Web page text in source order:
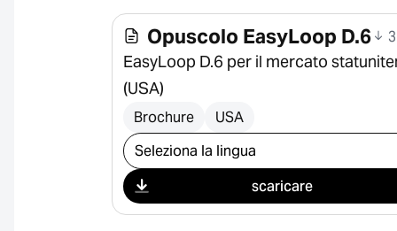
Opuscolo EasyLoop D.6
EasyLoop D.6 per il mercato
(USA)
Brochure USA
Seleziona il download
scaricare